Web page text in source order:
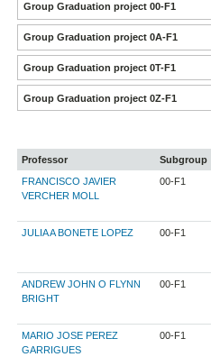
Group Graduation project 00-F1
Group Graduation project 0A-F1
Group Graduation project 0T-F1
Group Graduation project 0Z-F1
Professor Subgroup
FRANCISCO JAVIER
VERCHER MOLL
00-F1
JULIA A BONETE LOPEZ 00-F1
ANDREW JOHN O FLYNN
BRIGHT
00-F1
MARIO JOSE PEREZ
GARRIGUES
00-F1